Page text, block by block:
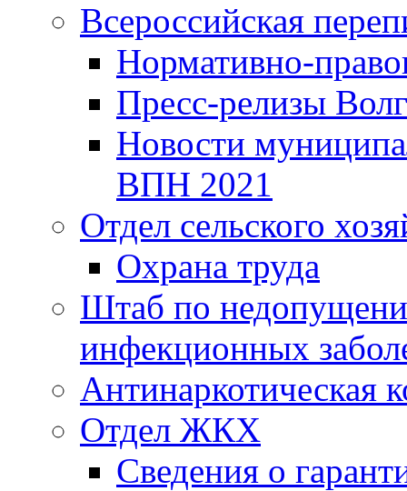
Всероссийская
Нормативно-
Пресс-релизы
Новости
ВПН 2021
Отдел сельского
Охрана труда
Штаб по
инфекционных
Антинаркотическая
Отдел ЖКХ
Сведения о